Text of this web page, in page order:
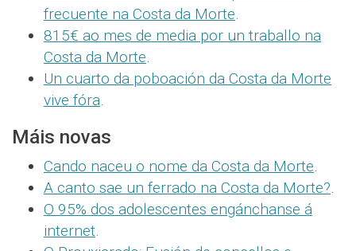
frecuente na Costa da Morte.
815€ ao mes de media por un traballo na
Costa da Morte.
Un cuarto da poboación da Costa da Morte
vive fóra.
Máis novas
Cando naceu o nome da Costa da Morte.
A canto sae un ferrado na Costa da Morte?.
O 95% dos adolescentes engánchanse á
internet.